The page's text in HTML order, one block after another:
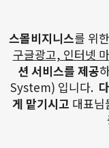
스몰비지니스를 위
구글광고, 인터넷
션 서비스를 제공
System) 입니다.
게 맡기시고 대표님